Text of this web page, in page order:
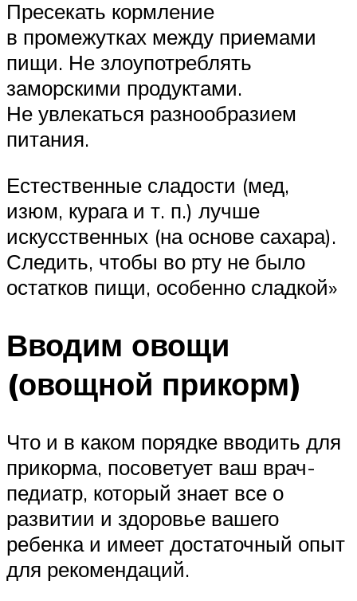
Пресекать кормление
в промежутках между приемами
пищи. Не злоупотреблять
заморскими продуктами.
Не увлекаться разнообразием
питания.
Естественные сладости (мед,
изюм, курага и т. п.) лучше
искусственных (на основе сахара).
Следить, чтобы во рту не было
остатков пищи, особенно сладкой»
Вводим овощи
(овощной прикорм)
Что и в каком порядке вводить для
прикорма, посоветует ваш врач-
педиатр, который знает все о
развитии и здоровье вашего
ребенка и имеет достаточный опыт
для рекомендаций.